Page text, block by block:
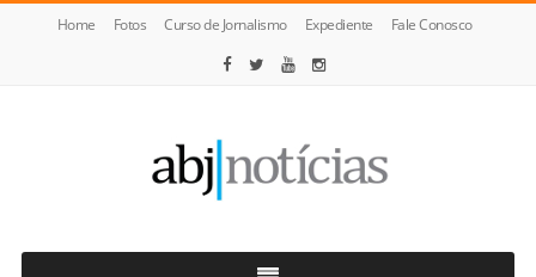
Home Fotos Curso de Jornalismo Expediente Fale Conosco
Notícias